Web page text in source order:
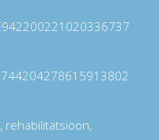
rehabilitatsioon,